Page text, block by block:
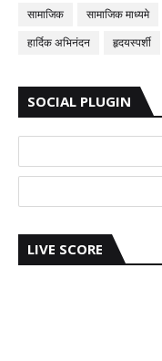
सामाजिक
सामाजिक माध्यमे
हार्दिक अभिनंदन
हृदयस्पर्शी
SOCIAL PLUGIN
LIVE SCORE